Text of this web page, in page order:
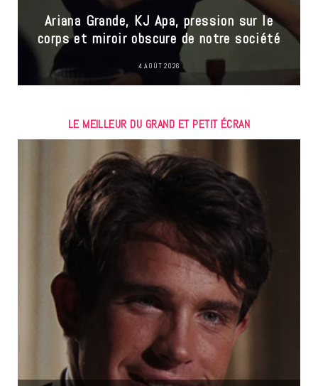
Ariana Grande, KJ Apa, pression sur le
corps et miroir obscure de notre société
4 AOÛT 2026
LE MEILLEUR DU GRAND ET PETIT ÉCRAN